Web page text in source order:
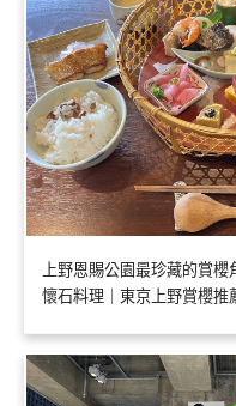
上野恩賜公園最珍藏的賞
懷石料理｜東京上野賞櫻推